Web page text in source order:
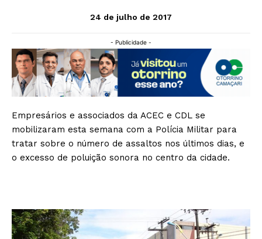
24 de julho de 2017
- Publicidade -
Empresários e associados da ACEC e CDL se
mobilizaram esta semana com a Polícia Militar para
tratar sobre o número de assaltos nos últimos dias, e
o excesso de poluição sonora no centro da cidade.